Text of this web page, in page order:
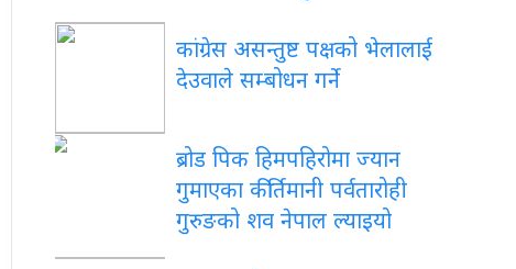
कांग्रेस असन्तुष्ट पक्षको भेलालाई
देउवाले सम्बोधन गर्ने
ब्रोड पिक हिमपहिरोमा ज्यान
गुमाएका कीर्तिमानी पर्वतारोही
गुरुङको शव नेपाल ल्याइयो